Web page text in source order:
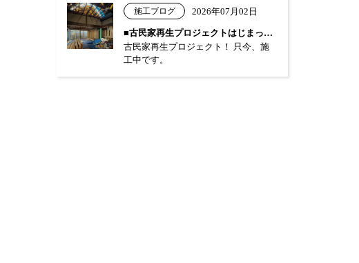
施工ブログ 2026年07月02日
■古民家再生プロジェクトはじまっています…
古民家再生プロジェクト！ 只今、施
工中です。